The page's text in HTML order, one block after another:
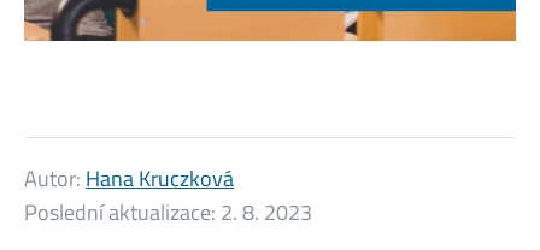
Autor: Hana Kruczková
Poslední aktualizace: 2. 8. 2023